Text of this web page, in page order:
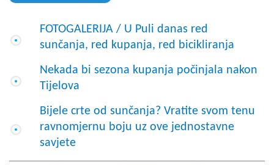
FOTOGALERIJA / U Puli danas red
sunčanja, red kupanja, red bicikliranja
Nekada bi sezona kupanja počinjala nakon
Tijelova
Bijele crte od sunčanja? Vratite svom tenu
ravnomjernu boju uz ove jednostavne
savjete